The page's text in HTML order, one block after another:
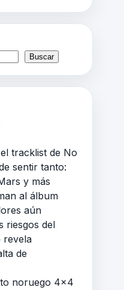
Buscar
tracklist de No
sentir tanto:
y más
al álbum
aún
riesgos del
revela
de
noruego 4×4